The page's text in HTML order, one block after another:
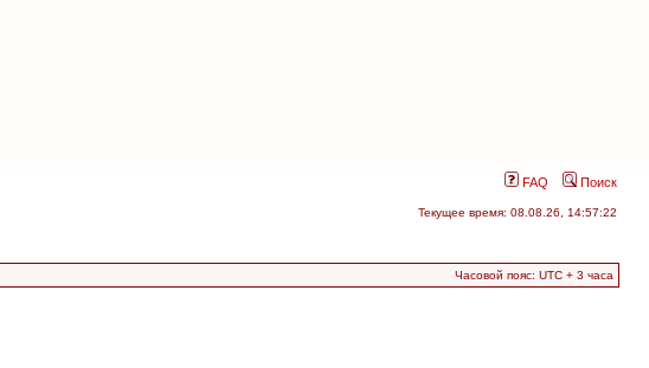
FAQ Поиск
Текущее время: 08.08.26, 14:57:22
Часовой пояс: UTC + 3 часа